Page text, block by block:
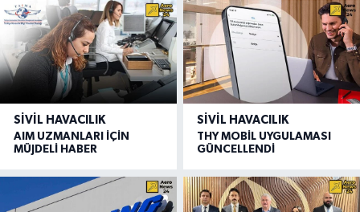
SIVIL HAVACILIK
AIM UZMANLARI İÇİN
MÜJDELİ HABER
SIVIL HAVACILIK
THY MOBİL UYGULAMASI
GÜNCELLENDİ